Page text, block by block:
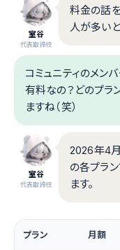
室谷
代表取締役
料金の話
人が多いと
コミュニティのメン
有料なの？どのプラ
ますね（笑）
室谷
代表取締役
2026年4
の各プラ
ます。
プラン 月額